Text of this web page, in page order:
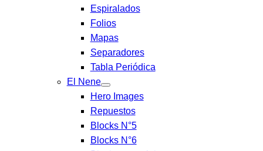
Espiralados
Folios
Mapas
Separadores
Tabla Periódica
El Nene
Hero Images
Repuestos
Blocks N°5
Blocks N°6